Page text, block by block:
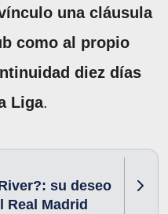
una cláusula
como al propio
diez días
Liga.
su deseo
Real Madrid